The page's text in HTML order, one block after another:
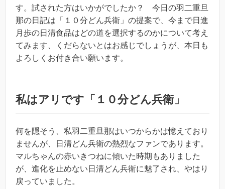
す。試された方はいかがでしたか？ 今日の羽二重旦
那の日記は「１０分どん兵衛」の提案で、今まで日進
月歩の日清食品はどの道を選択するのかについて考え
てみます、くだらないとはお感じでしょうが、本日も
よろしくお付き合い願います。
私はアリです「１０分どん兵衛」
何を隠そう、私羽二重旦那はいつからかは憶えており
ませんが、日清どん兵衛の熱烈なファンであります。
マルちゃんの赤いきつねに傾いた時期もありました
が、進化を止めない日清どん兵衛に魅了され、やはり
戻っていました。